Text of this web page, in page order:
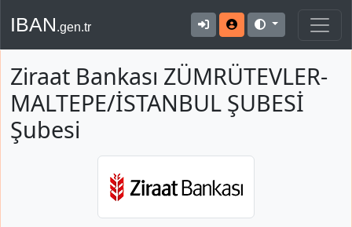
IBAN.gen.tr
Ziraat Bankası ZÜMRÜTEVLER-
MALTEPE/İSTANBUL ŞUBESİ
Şubesi